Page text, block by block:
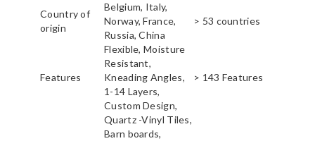
Country of
origin
Belgium, Italy,
Norway, France,
Russia, China
> 53 countries
Features
Flexible, Moisture
Resistant,
Kneading Angles,
1-14 Layers,
Custom Design,
> 143 Features
Quartz -Vinyl Tiles,
Barn boards,